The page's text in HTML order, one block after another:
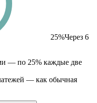
25%Через 6
— по 25% каждые две
— как обычная